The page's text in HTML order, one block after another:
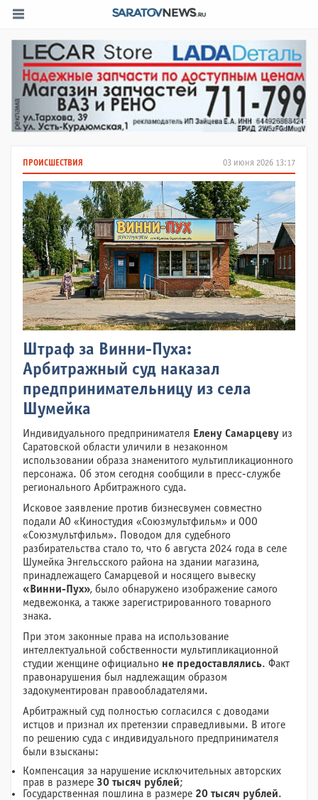
03 июня 2026 13:17
ПРОИСШЕСТВИЯ
Штраф за Винни-Пуха:
Арбитражный суд наказал
предпринимательницу из села
Шумейка
Индивидуального предпринимателя Елену Самарцеву из
Саратовской области уличили в незаконном
использовании образа знаменитого мультипликационного
персонажа. Об этом сегодня сообщили в пресс-службе
регионального Арбитражного суда.
Исковое заявление против бизнесвумен совместно
подали АО «Киностудия «Союзмультфильм» и ООО
«Союзмультфильм». Поводом для судебного
разбирательства стало то, что 6 августа 2024 года в селе
Шумейка Энгельсского района на здании магазина,
принадлежащего Самарцевой и носящего вывеску
«Винни-Пух», было обнаружено изображение самого
медвежонка, а также зарегистрированного товарного
знака.
При этом законные права на использование
интеллектуальной собственности мультипликационной
студии женщине официально не предоставлялись. Факт
правонарушения был надлежащим образом
задокументирован правообладателями.
Арбитражный суд полностью согласился с доводами
истцов и признал их претензии справедливыми. В итоге
по решению суда с индивидуального предпринимателя
были взысканы:
Компенсация за нарушение исключительных авторских
прав в размере 30 тысяч рублей;
Государственная пошлина в размере 20 тысяч рублей.